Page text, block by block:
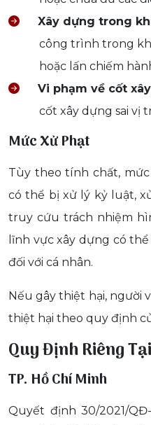
Xây dựng trong
công trình trong
hoặc lấn chiếm
Vi phạm về cốt
cốt xây dựng sai vị
Mức Xử Phạt
Tùy theo tính chất,
có thể bị xử lý kỷ luật,
truy cứu trách nhiệm
lĩnh vực xây dựng có
đối với cá nhân.
Nếu gây thiệt hại, người
thiệt hại theo quy định
Quy Định Riêng
TP. Hồ Chí Minh
Quyết định 30/2021/